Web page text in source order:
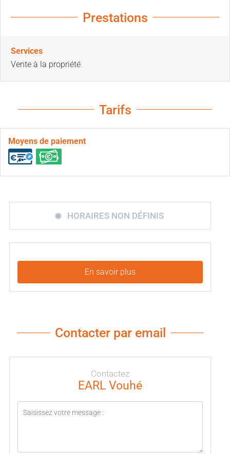
Prestations
Services
Vente à la propriété
Tarifs
Moyens de paiement
HORAIRES NON DÉFINIS
En savoir plus
Contacter par email
Contactez
EARL Vouhé